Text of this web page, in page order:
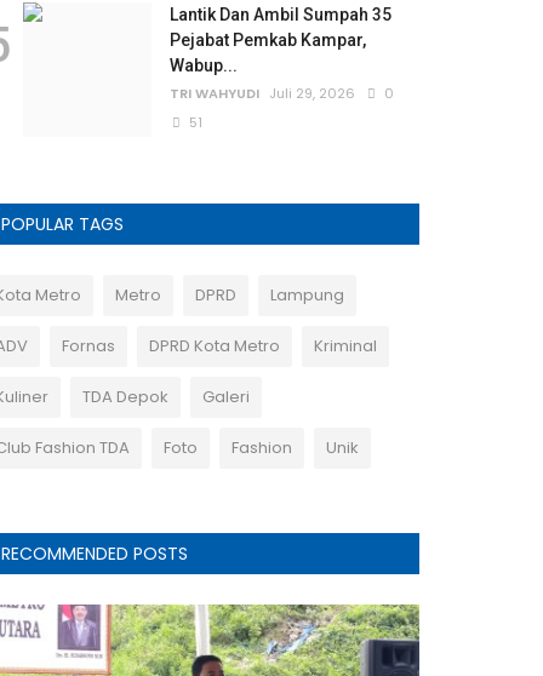
Lantik Dan Ambil Sumpah 35
Pejabat Pemkab Kampar,
Wabup...
TRI WAHYUDI Juli 29, 2026
0
51
POPULAR TAGS
Metro Metro DPRD Lampung
Fornas DPRD Kota Metro Kriminal
TDA Depok Galeri
Fashion TDA Foto Fashion Unik
RECOMMENDED POSTS